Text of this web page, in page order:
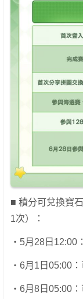
■ 積分可兌換寶
1次）：
・5月28日12:00
・6月1日05:00
・6月8日05:00